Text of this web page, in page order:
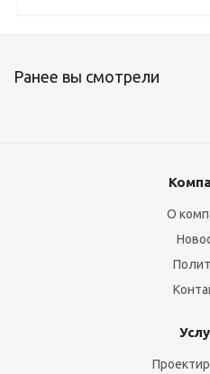
Ранее вы смотрели
О